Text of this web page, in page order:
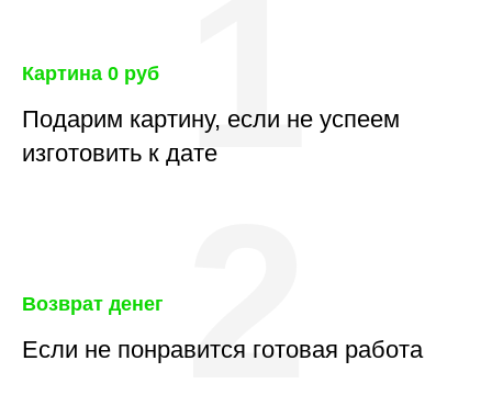
Картина 0 руб
Подарим картину, если не успеем
изготовить к дате1
Возврат денег
Если не понравится готовая работа
2